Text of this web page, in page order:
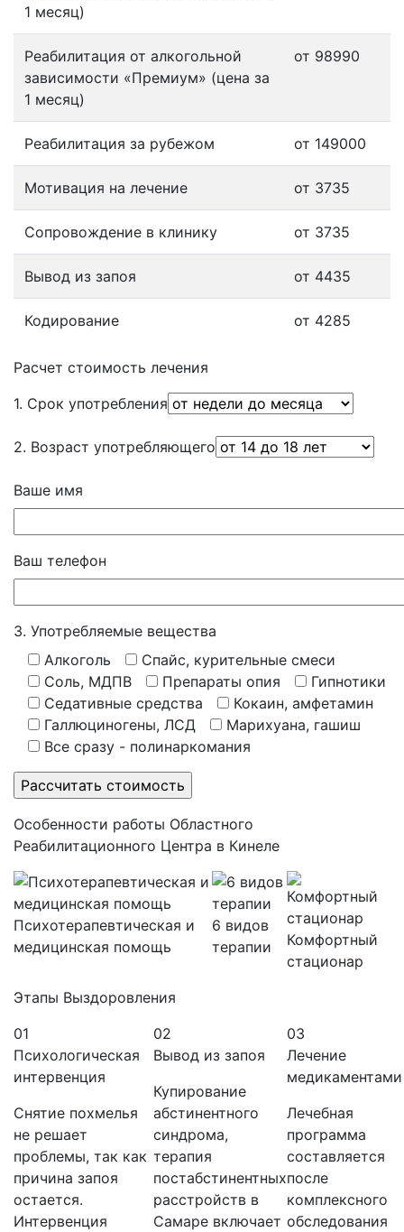
1 месяц)
Реабилитация от алкогольной
зависимости «Премиум» (цена за
1 месяц)
от 98990
Реабилитация за рубежом от 149000
Мотивация на лечение от 3735
Сопровождение в клинику от 3735
Вывод из запоя от 4435
Кодирование от 4285
Расчет стоимость лечения
1. Срок употребления
2. Возраст употребляющего
Ваше имя
Ваш телефон
3. Употребляемые вещества
Алкоголь
Спайс, курительные смеси
Соль, МДПВ
Препараты опия
Гипнотики
Седативные средства
Кокаин, амфетамин
Галлюциногены, ЛСД
Марихуана, гашиш
Все сразу - полинаркомания
Особенности работы Областного
Реабилитационного Центра в Кинеле
Психотерапевтическая и
медицинская помощь
6 видов
терапии
Комфортный
стационар
Этапы Выздоровления
01
Психологическая
интервенция
Снятие похмелья
не решает
проблемы, так как
причина запоя
остается.
Интервенция
02
Вывод из запоя
Купирование
абстинентного
синдрома,
терапия
постабстинентных
расстройств в
Самаре включает
03
Лечение
медикаментами
Лечебная
программа
составляется
после
комплексного
обследования